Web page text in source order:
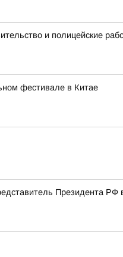
и полицейские
фестивале в Китае
Президента РФ